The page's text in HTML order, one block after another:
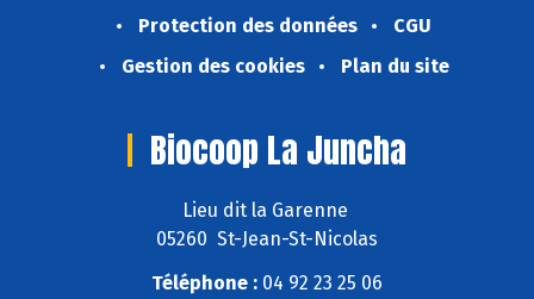
Protection des données
CGU
Gestion des cookies
Plan du site
Biocoop La Juncha
Lieu dit la Garenne
05260 St-Jean-St-Nicolas
Téléphone : 04 92 23 25 06